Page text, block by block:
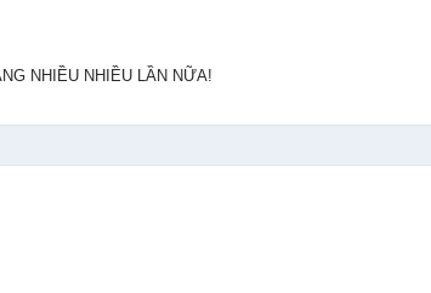
NHIỀU NHIỀU LẦN NỮA!